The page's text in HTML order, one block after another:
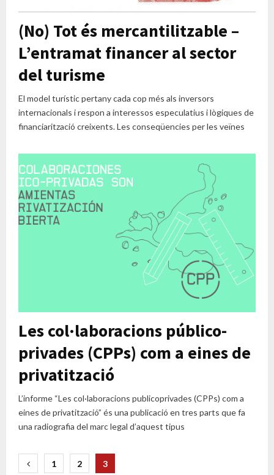
(No) Tot és mercantilitzable –
L’entramat financer al sector
del turisme
El model turístic pertany cada cop més als inversors
internacionals i respon a interessos especulatius i lògiques de
financiarització creixents. Les conseqüencies per les veïnes
Les col·laboracions público-
privades (CPPs) com a eines de
privatització
L’informe “Les col·laboracions publicoprivades (CPPs) com a
eines de privatització” és una publicació en tres parts que fa
una radiografia del marc legal d’aquest tipus
Paginació
1 2 3